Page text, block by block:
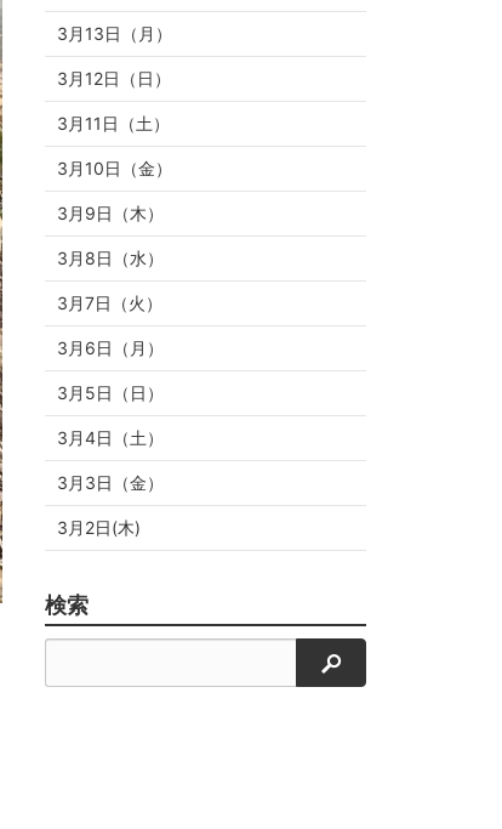
3月13日（月）
3月12日（日）
3月11日（土）
3月10日（金）
3月9日（木）
3月8日（水）
3月7日（火）
3月6日（月）
3月5日（日）
3月4日（土）
3月3日（金）
3月2日(木)
検索
検索